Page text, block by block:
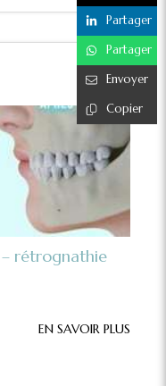
Partager
Partager
Envoyer
Copier
rétrognathie
EN SAVOIR PLUS